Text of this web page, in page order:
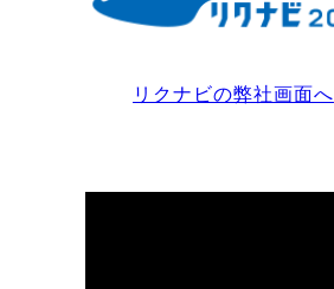
リクナビの弊社画面へ